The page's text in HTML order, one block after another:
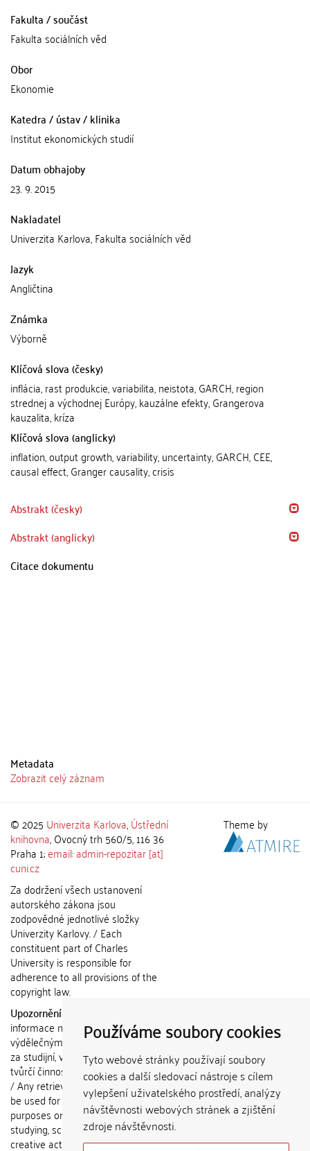
Používáme soubory cookies
Tyto webové stránky používají soubory
cookies a další sledovací nástroje s cílem
vylepšení uživatelského prostředí, analýzy
návštěvnosti webových stránek a zjištění
zdroje návštěvnosti.
Fakulta / součást
Fakulta sociálních věd
Obor
Ekonomie
Katedra / ústav / klinika
Institut ekonomických studií
Datum obhajoby
23. 9. 2015
Nakladatel
Univerzita Karlova, Fakulta sociálních věd
Jazyk
Angličtina
Známka
Výborně
Klíčová slova (česky)
inflácia, rast produkcie, variabilita, neistota, GARCH, region
strednej a východnej Európy, kauzálne efekty, Grangerova
kauzalita, kríza
Klíčová slova (anglicky)
inflation, output growth, variability, uncertainty, GARCH, CEE,
causal effect, Granger causality, crisis
Abstrakt (česky)
Abstrakt (anglicky)
Citace dokumentu
Metadata
Zobrazit celý záznam
© 2025 Univerzita Karlova,Ústřední
knihovna, Ovocný trh 560/5, 116 36
Praha 1;email: admin-repozitar [at]
cuni.cz
Za dodržení všech ustanovení
autorského zákona jsou
zodpovědné jednotlivé složky
Univerzity Karlovy. / Each
constituent part of Charles
University is responsible for
adherence to all provisions of the
copyright law.
Upozornění / Notice:
informace nemohou být použity k
výdělečným účelům nebo vydávány
za studijní, vědeckou nebo jinou
tvůrčí činnost jiné osoby než autora.
/ Any retrieved information shall not
be used for any commercial
purposes or claimed as results of
studying, scientific or any other
creative activities of any person
Theme by